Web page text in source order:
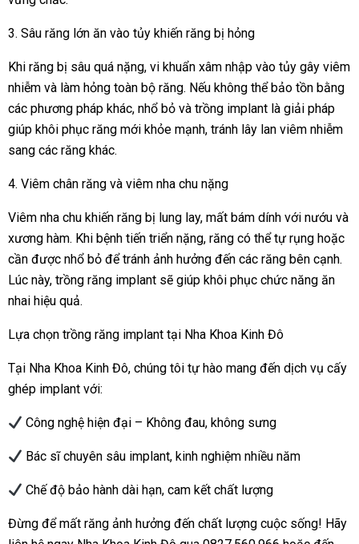
3. Sâu răng lớn ăn vào tủy khiến răng bị hỏng
Khi răng bị sâu quá nặng, vi khuẩn xâm nhập vào tủy gây viêm
nhiễm và làm hỏng toàn bộ răng. Nếu không thể bảo tồn bằng
các phương pháp khác, nhổ bỏ và trồng implant là giải pháp
giúp khôi phục răng mới khỏe mạnh, tránh lây lan viêm nhiễm
sang các răng khác.
4. Viêm chân răng và viêm nha chu nặng
Viêm nha chu khiến răng bị lung lay, mất bám dính với nướu và
xương hàm. Khi bệnh tiến triển nặng, răng có thể tự rụng hoặc
cần được nhổ bỏ để tránh ảnh hưởng đến các răng bên cạnh.
Lúc này, trồng răng implant sẽ giúp khôi phục chức năng ăn
nhai hiệu quả.
Lựa chọn trồng răng implant tại Nha Khoa Kinh Đô
Tại Nha Khoa Kinh Đô, chúng tôi tự hào mang đến dịch vụ cấy
ghép implant với:
Công nghệ hiện đại – Không đau, không sưng
Bác sĩ chuyên sâu implant, kinh nghiệm nhiều năm
Chế độ bảo hành dài hạn, cam kết chất lượng
Đừng để mất răng ảnh hưởng đến chất lượng cuộc sống! Hãy